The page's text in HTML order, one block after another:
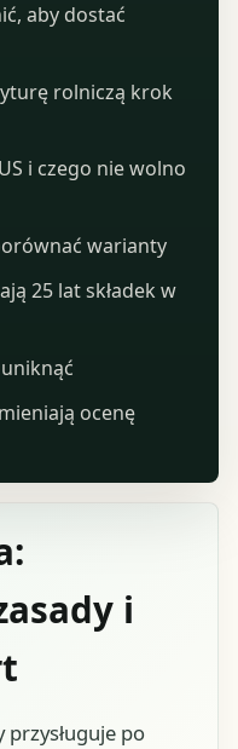
i
po
aby dostać
rolniczą krok
i czego nie wolno
warianty
25 lat składek w
ocenę